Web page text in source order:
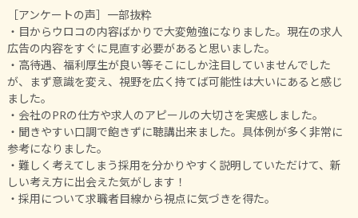
［アンケートの声］一部抜粋
・目からウロコの内容ばかりで大変勉強になりました。現在の求人
広告の内容をすぐに見直す必要があると思いました。
・高待遇、福利厚生が良い等そこにしか注目していませんでした
が、まず意識を変え、視野を広く持てば可能性は大いにあると感じ
ました。
・会社のPRの仕方や求人のアピールの大切さを実感しました。
・聞きやすい口調で飽きずに聴講出来ました。具体例が多く非常に
参考になりました。
・難しく考えてしまう採用を分かりやすく説明していただけて、新
しい考え方に出会えた気がします！
・採用について求職者目線から視点に気づきを得た。